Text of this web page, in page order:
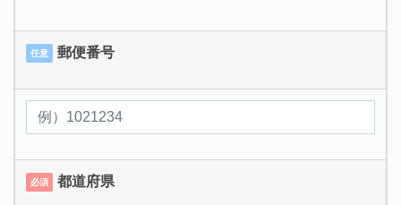
任意 郵便番号
必須 都道府県